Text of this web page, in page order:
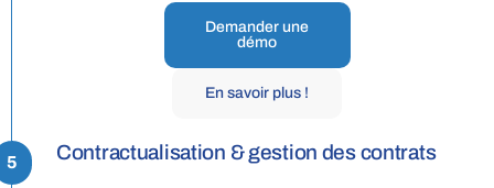
Demander une
démo
En savoir plus !
Contractualisation & gestion des contrats
5